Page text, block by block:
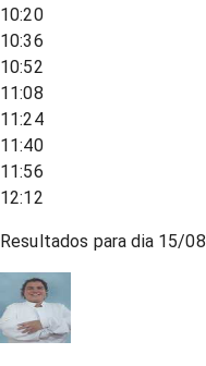
10:20
10:36
10:52
11:08
11:24
11:40
11:56
12:12
Resultados para dia 15/08